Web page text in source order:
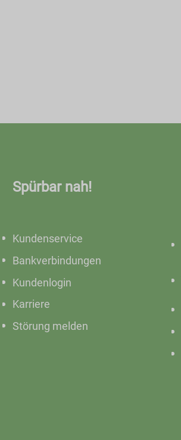
Spürbar nah!
Kundenservice
Bankverbindungen
Kundenlogin
Karriere
Störung melden